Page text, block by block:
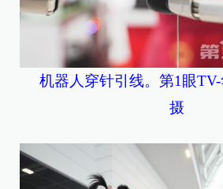
机器人穿针引线。第1眼
摄